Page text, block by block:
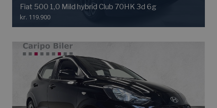
Fiat 500 1,0 Mild hybrid Club 70HK 3d 6g
kr. 119.900